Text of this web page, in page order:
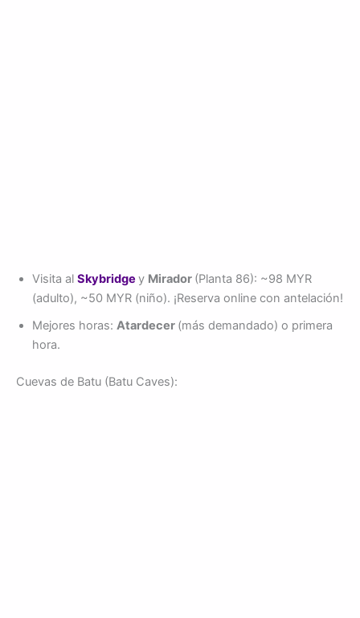
Visita al Skybridge y Mirador (Planta 86): ~98 MYR
(adulto), ~50 MYR (niño). ¡Reserva online con antelación!
Mejores horas: Atardecer (más demandado) o primera
hora.
Cuevas de Batu (Batu Caves):